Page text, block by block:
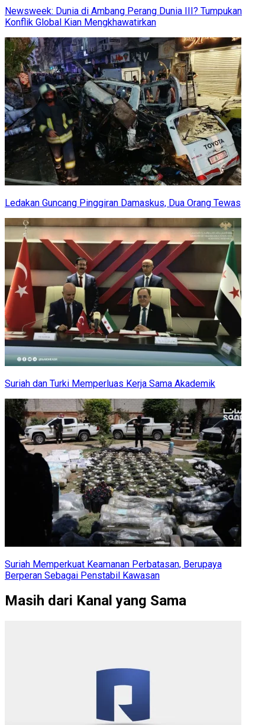
Newsweek: Dunia di Ambang Perang Dunia III? Tumpukan
Konflik Global Kian Mengkhawatirkan
Ledakan Guncang Pinggiran Damaskus, Dua Orang Tewas
Suriah dan Turki Memperluas Kerja Sama Akademik
Suriah Memperkuat Keamanan Perbatasan, Berupaya
Berperan Sebagai Penstabil Kawasan
Masih dari Kanal yang Sama